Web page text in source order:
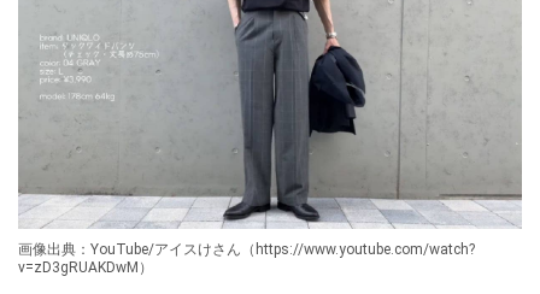
画像出典：YouTube/アイスけさん（https://www.youtube.com/watch?
v=zD3gRUAKDwM）